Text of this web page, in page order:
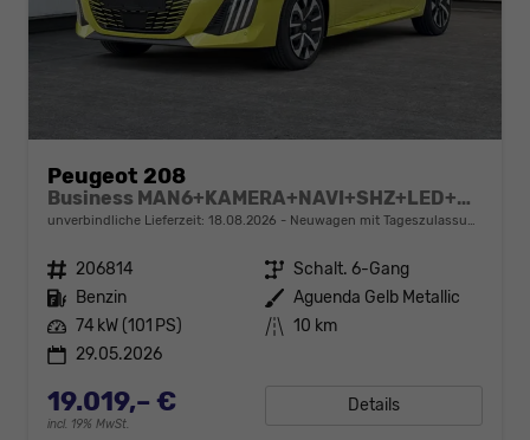
Peugeot 208
Business MAN6+KAMERA+NAVI+SHZ+LED+PDC+TEMPOMAT
unverbindliche Lieferzeit: 18.08.2026 Neuwagen mit Tageszulassung
Fahrzeugnr. 206814 Getriebe Schalt. 6-Gang
Kraftstoff Benzin Außenfarbe Aguenda Gelb Metallic
Leistung 74 kW (101 PS) Kilometerstand 10 km
29.05.2026
19.019,– €
incl. 19% MwSt.
Details